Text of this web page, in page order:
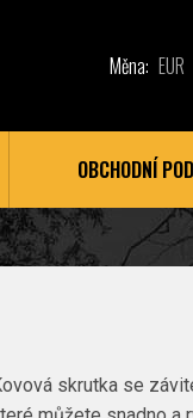
Měna: EUR
OBCHODNÍ
skrutka se